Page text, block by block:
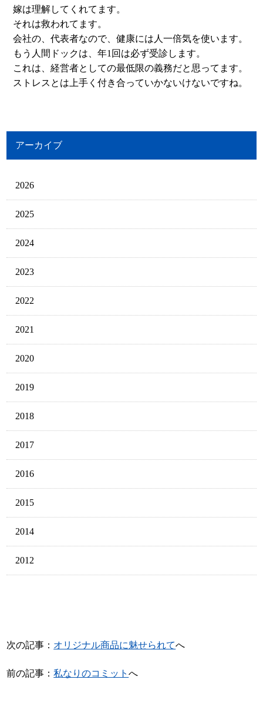
嫁は理解してくれてます。
それは救われてます。
会社の、代表者なので、健康には人一倍気を使います。
もう人間ドックは、年1回は必ず受診します。
これは、経営者としての最低限の義務だと思ってます。
ストレスとは上手く付き合っていかないけないですね。
アーカイブ
2026
2025
2024
2023
2022
2021
2020
2019
2018
2017
2016
2015
2014
2012
次の記事： オリジナル商品に魅せられてへ
前の記事：私なりのコミットへ